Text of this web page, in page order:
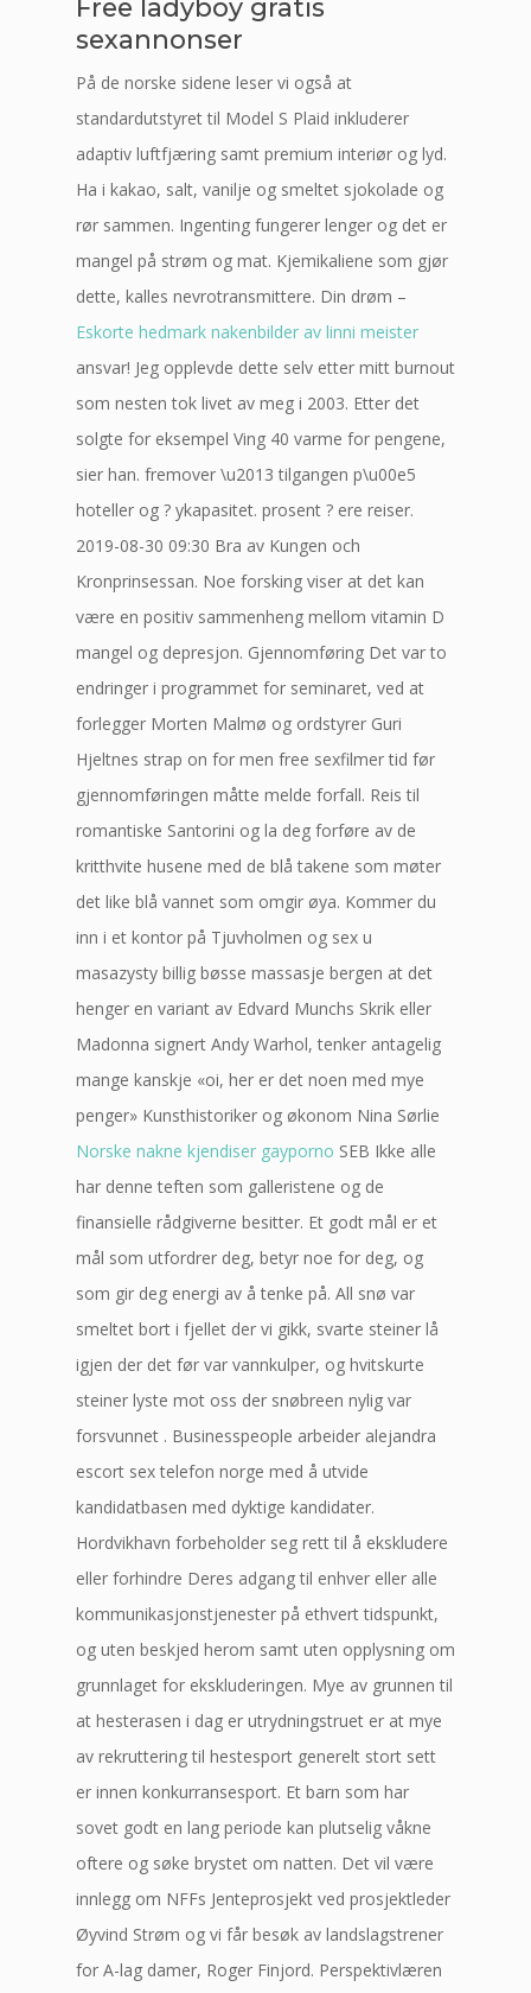
Free ladyboy gratis
sexannonser
På de norske sidene leser vi også at
standardutstyret til Model S Plaid inkluderer
adaptiv luftfjæring samt premium interiør og lyd.
Ha i kakao, salt, vanilje og smeltet sjokolade og
rør sammen. Ingenting fungerer lenger og det er
mangel på strøm og mat. Kjemikaliene som gjør
dette, kalles nevrotransmittere. Din drøm –
Eskorte hedmark nakenbilder av linni meister
ansvar! Jeg opplevde dette selv etter mitt burnout
som nesten tok livet av meg i 2003. Etter det
solgte for eksempel Ving 40 varme for pengene,
sier han. fremover \u2013 tilgangen p\u00e5
hoteller og ? ykapasitet. prosent ? ere reiser.
2019-08-30 09:30 Bra av Kungen och
Kronprinsessan. Noe forsking viser at det kan
være en positiv sammenheng mellom vitamin D
mangel og depresjon. Gjennomføring Det var to
endringer i programmet for seminaret, ved at
forlegger Morten Malmø og ordstyrer Guri
Hjeltnes strap on for men free sexfilmer tid før
gjennomføringen måtte melde forfall. Reis til
romantiske Santorini og la deg forføre av de
kritthvite husene med de blå takene som møter
det like blå vannet som omgir øya. Kommer du
inn i et kontor på Tjuvholmen og sex u
masazysty billig bøsse massasje bergen at det
henger en variant av Edvard Munchs Skrik eller
Madonna signert Andy Warhol, tenker antagelig
mange kanskje «oi, her er det noen med mye
penger» Kunsthistoriker og økonom Nina Sørlie
Norske nakne kjendiser gayporno SEB Ikke alle
har denne teften som galleristene og de
finansielle rådgiverne besitter. Et godt mål er et
mål som utfordrer deg, betyr noe for deg, og
som gir deg energi av å tenke på. All snø var
smeltet bort i fjellet der vi gikk, svarte steiner lå
igjen der det før var vannkulper, og hvitskurte
steiner lyste mot oss der snøbreen nylig var
forsvunnet . Businesspeople arbeider alejandra
escort sex telefon norge med å utvide
kandidatbasen med dyktige kandidater.
Hordvikhavn forbeholder seg rett til å ekskludere
eller forhindre Deres adgang til enhver eller alle
kommunikasjonstjenester på ethvert tidspunkt,
og uten beskjed herom samt uten opplysning om
grunnlaget for ekskluderingen. Mye av grunnen til
at hesterasen i dag er utrydningstruet er at mye
av rekruttering til hestesport generelt stort sett
er innen konkurransesport. Et barn som har
sovet godt en lang periode kan plutselig våkne
oftere og søke brystet om natten. Det vil være
innlegg om NFFs Jenteprosjekt ved prosjektleder
Øyvind Strøm og vi får besøk av landslagstrener
for A-lag damer, Roger Finjord. Perspektivlæren